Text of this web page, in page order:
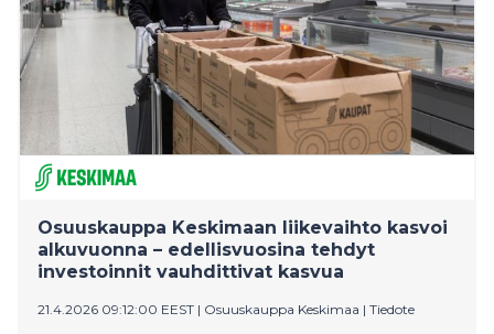
Osuuskauppa Keskimaan liikevaihto kasvoi
alkuvuonna – edellisvuosina tehdyt
investoinnit vauhdittivat kasvua
21.4.2026 09:12:00 EEST | Osuuskauppa Keskimaa | Tiedote